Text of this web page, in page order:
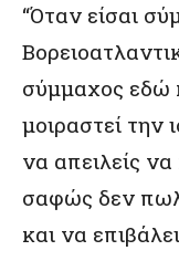
“Όταν είσαι
σύμμαχος εδώ
μοιραστεί την
να απειλείς
σαφώς δεν
και να